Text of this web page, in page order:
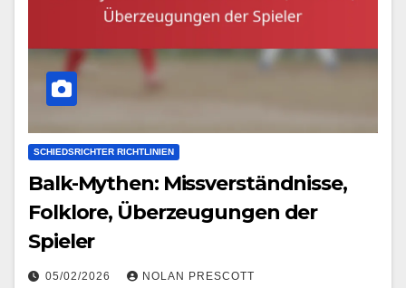
SCHIEDSRICHTER RICHTLINIEN
Balk-Mythen: Missverständnisse,
Folklore, Überzeugungen der
Spieler
05/02/2026 NOLAN PRESCOTT